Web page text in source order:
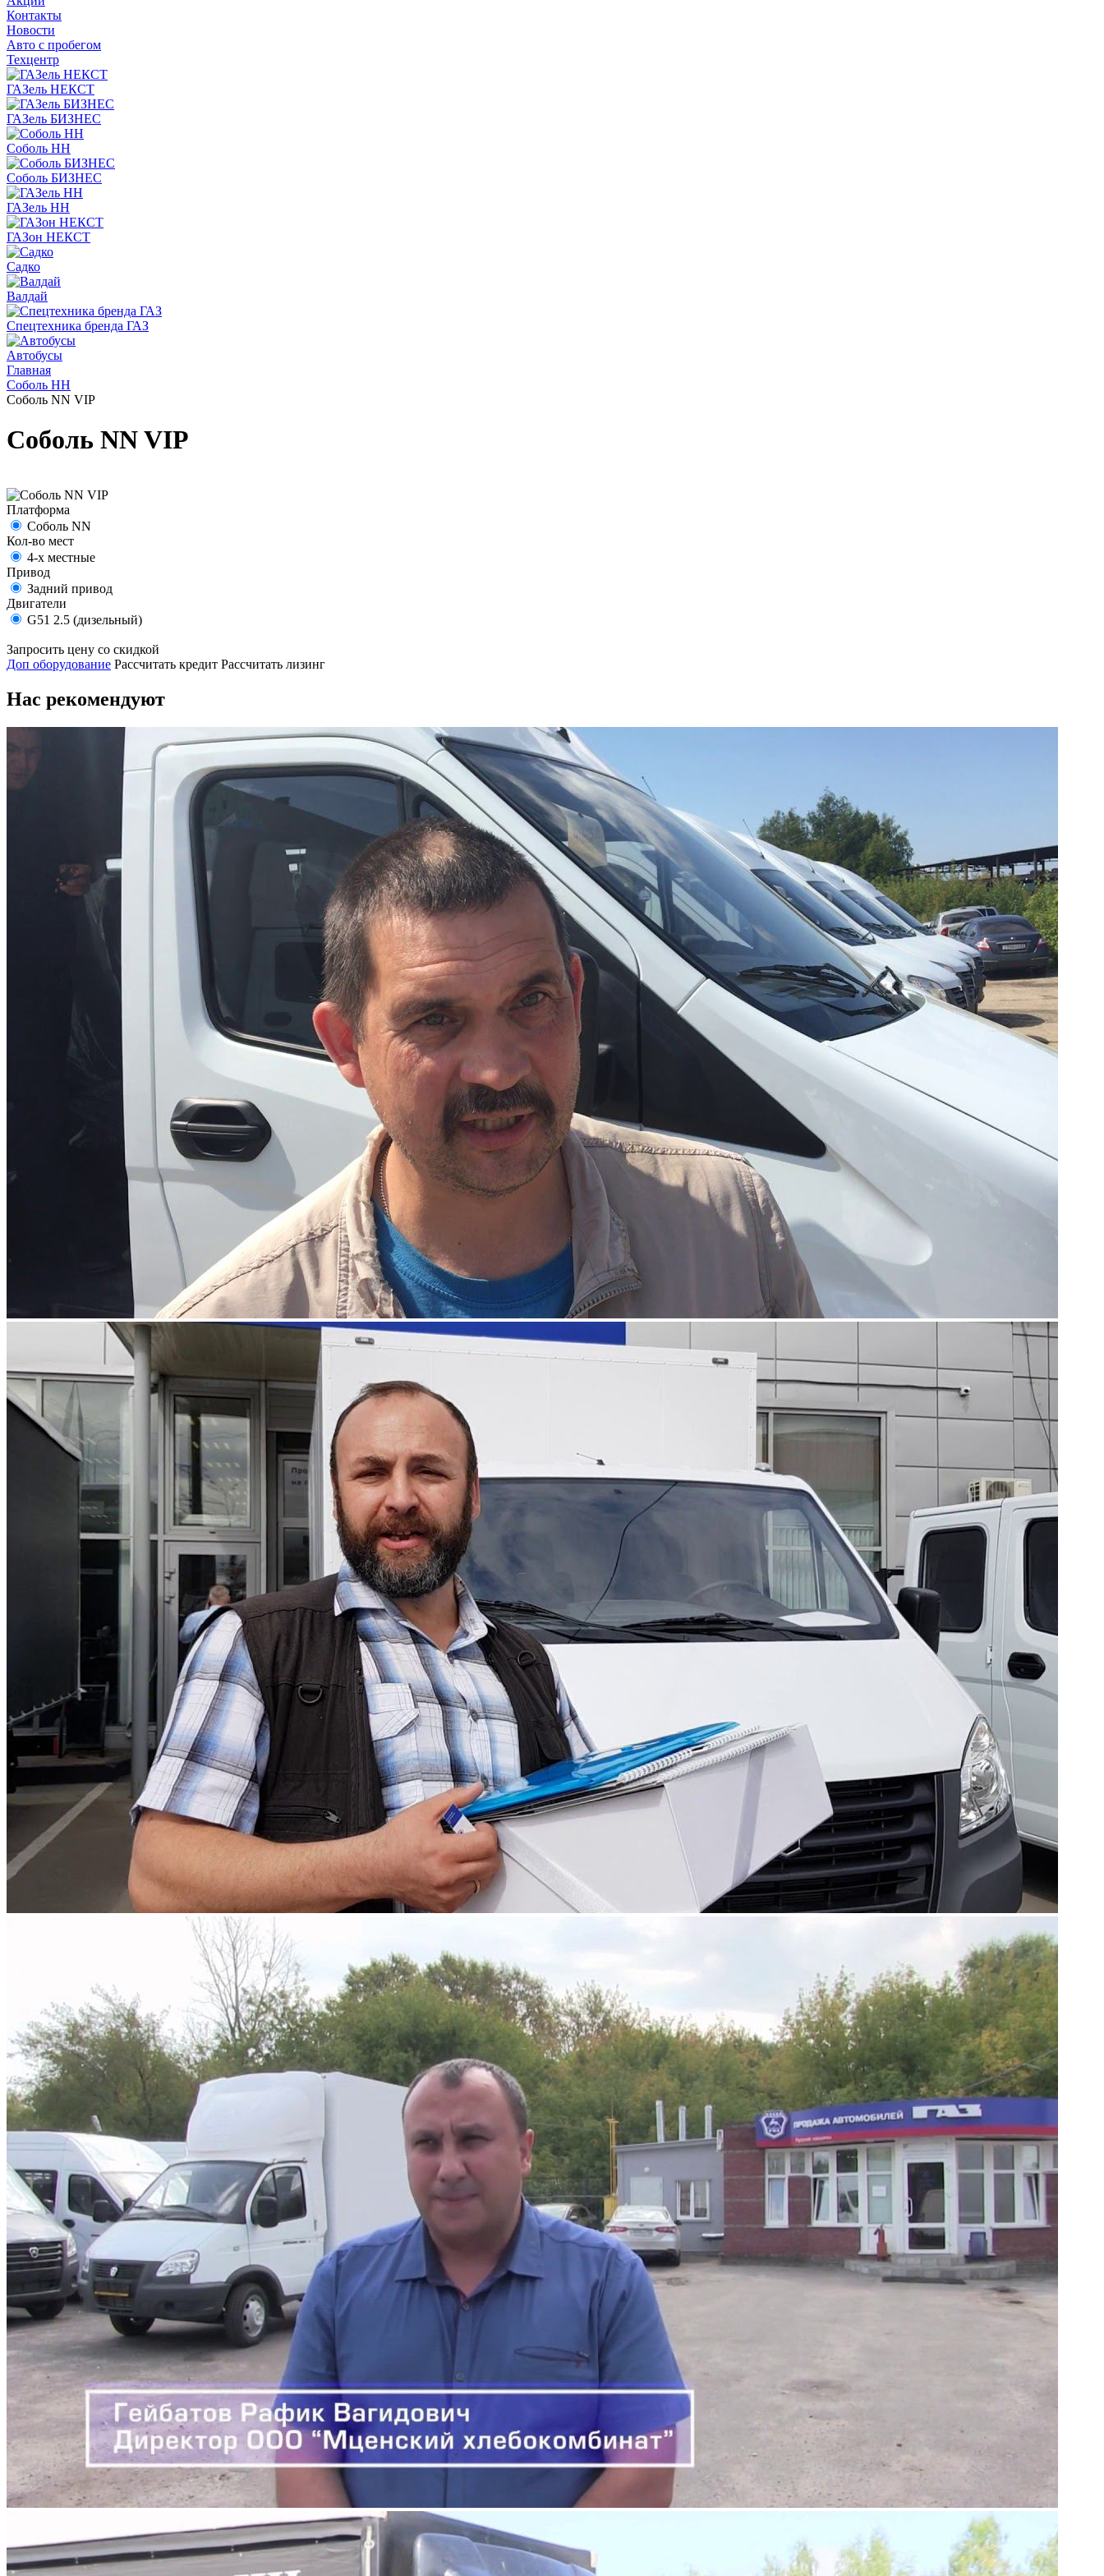
Контакты
Новости
Авто с пробегом
Техцентр
ГАЗель НЕКСТ
ГАЗель БИЗНЕС
Соболь НН
Соболь БИЗНЕС
ГАЗель НН
ГАЗон НЕКСТ
Садко
Валдай
Спецтехника бренда ГАЗ
Автобусы
Главная
Соболь НН
Соболь NN VIP
Соболь NN VIP
Платформа
Соболь NN
Кол-во мест
4-х местные
Привод
Задний привод
Двигатели
G51 2.5 (дизельный)
Запросить цену со скидкой
Доп оборудование Рассчитать кредит Рассчитать лизинг
Нас рекомендуют